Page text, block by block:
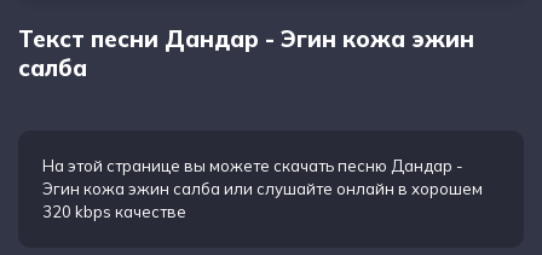
Текст песни Дандар - Эгин кожа эжин
салба
На этой странице вы можете скачать песню Дандар -
Эгин кожа эжин салба или слушайте онлайн в хорошем
320 kbps качестве